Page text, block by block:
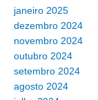
janeiro 2025
dezembro 2024
novembro 2024
outubro 2024
setembro 2024
agosto 2024